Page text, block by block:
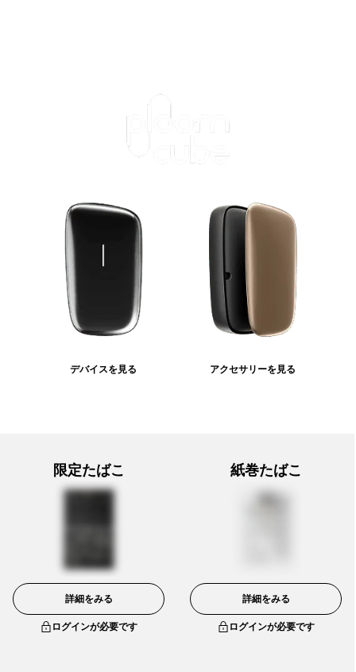
デバイスを見る アクセサリーを見る
限定たばこ
詳細をみる
ログインが必要です
紙巻たばこ
詳細をみる
ログインが必要です